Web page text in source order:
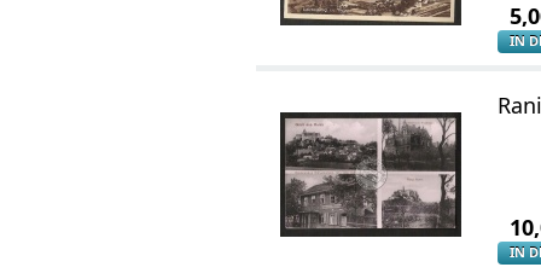
IN
IN